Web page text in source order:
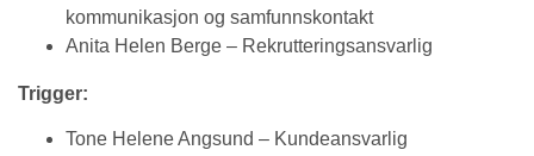
kommunikasjon og samfunnskontakt
Anita Helen Berge – Rekrutteringsansvarlig
Trigger:
Tone Helene Angsund – Kundeansvarlig